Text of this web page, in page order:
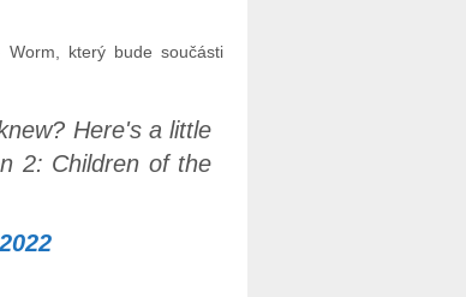
který bude součásti
Here's a little
2: Children of the